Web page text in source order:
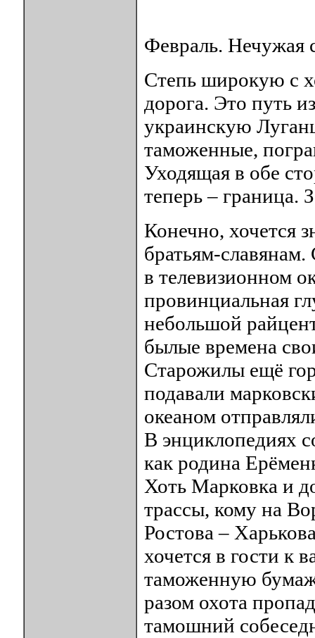
Февраль. Нечужая
Степь широкую с
дорога. Это путь
украинскую
таможенные,
Уходящая в обе
теперь – граница.
Конечно, хочется
братьям-
в телевизионном
провинциальная
небольшой
былые времена
Старожилы ещё
подавали
океаном
В энциклопедиях
как родина
Хоть Марковка и
трассы, кому на
Ростова –
хочется в гости к
таможенную
разом охота
тамошний